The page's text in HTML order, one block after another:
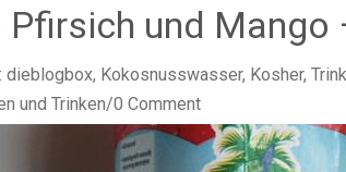
und Mango
dieblogbox, Kokosnusswasser, Kosher,
und Trinken/0 Comment